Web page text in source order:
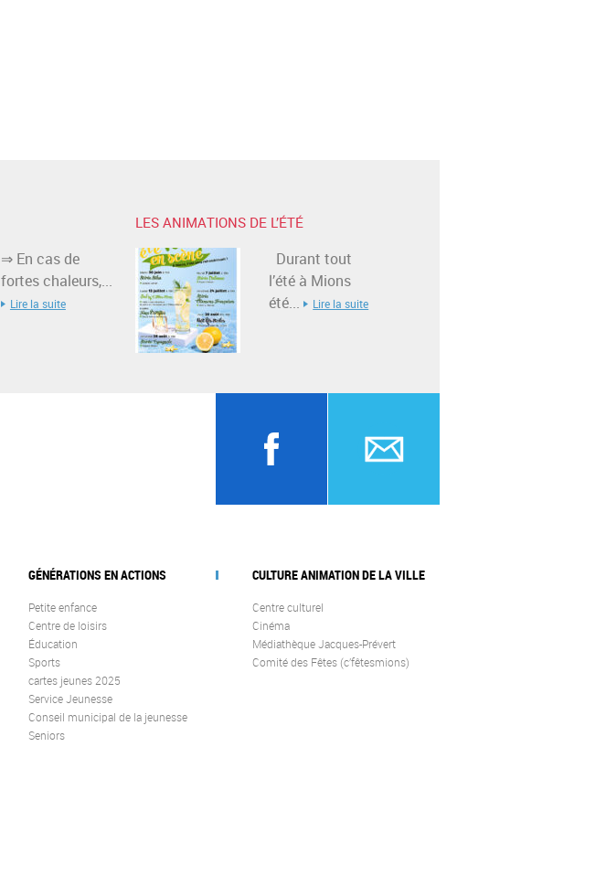
⇒ En cas de
fortes chaleurs,...
Lire la suite
LES ANIMATIONS DE L’ÉTÉ
Durant tout
l’été à Mions
été...
Lire la suite
GÉNÉRATIONS EN ACTIONS
Petite enfance
Centre de loisirs
Éducation
Sports
cartes jeunes 2025
Service Jeunesse
Conseil municipal de la jeunesse
Seniors
CULTURE ANIMATION DE LA VILLE
Centre culturel
Cinéma
Médiathèque Jacques-Prévert
Comité des Fêtes (c’fêtesmions)